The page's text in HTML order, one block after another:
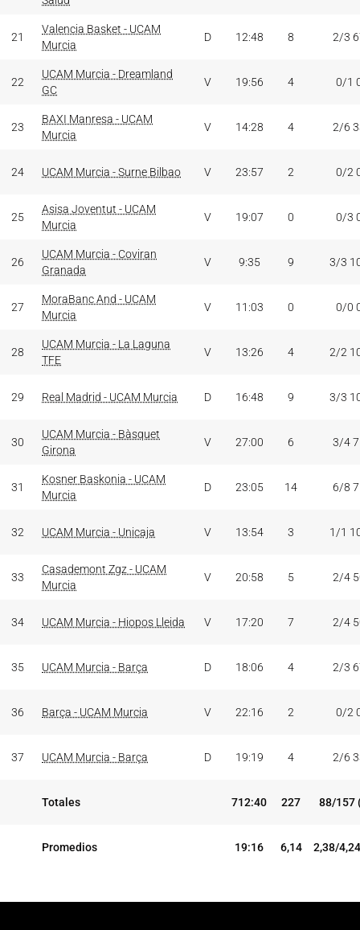
21
Valencia Basket - UCAM
Murcia
D 12:48 8 2/3
22
UCAM Murcia - Dreamland
GC
V 19:56 4 0/1
23
BAXI Manresa - UCAM
Murcia
V 14:28 4 2/6
24 UCAM Murcia - Surne Bilbao V 23:57 2 0/2
25
Asisa Joventut - UCAM
Murcia
V 19:07 0 0/3
26
UCAM Murcia - Coviran
Granada
V 9:35 9 3/3
27
MoraBanc And - UCAM
Murcia
V 11:03 0 0/0
28
UCAM Murcia - La Laguna
TFE
V 13:26 4 2/2
29 Real Madrid - UCAM Murcia D 16:48 9 3/3
30
UCAM Murcia - Bàsquet
Girona
V 27:00 6 3/4
31
Kosner Baskonia - UCAM
Murcia
D 23:05 14 6/8
32 UCAM Murcia - Unicaja V 13:54 3 1/1
33
Casademont Zgz - UCAM
Murcia
V 20:58 5 2/4
34 UCAM Murcia - Hiopos Lleida V 17:20 7 2/4
35 UCAM Murcia - Barça D 18:06 4 2/3
36 Barça - UCAM Murcia V 22:16 2 0/2
37 UCAM Murcia - Barça D 19:19 4 2/6
Totales 712:40 227 88/157
Promedios 19:16 6,14 2,38/